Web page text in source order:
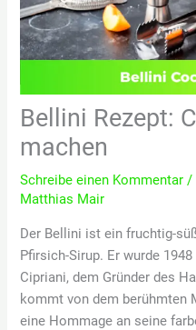
Bellini Rezept:
machen
Schreibe einen Kommentar /
Matthias Mair
Der Bellini ist ein fruchtig-
Pfirsich-Sirup. Er wurde
Cipriani, dem Gründer des
kommt von dem berühmten
eine Hommage an seine